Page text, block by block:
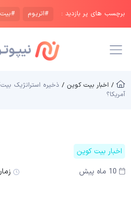
برچسب های پر بازدید : #اتریوم
/ اخبار بیت کوین /
آمریکا؟
اخبار بیت کوین
10 ماه پیش